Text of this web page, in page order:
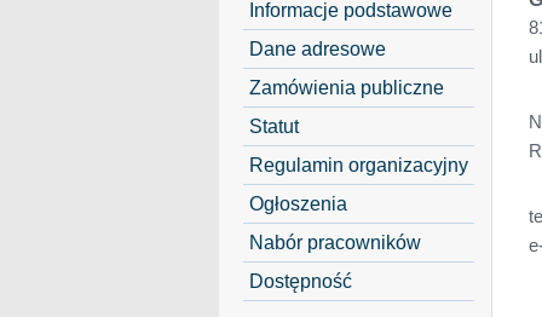
Informacje podstawowe
Dane adresowe
Zamówienia publiczne
Statut
Regulamin organizacyjny
Ogłoszenia
Nabór pracowników
Dostępność